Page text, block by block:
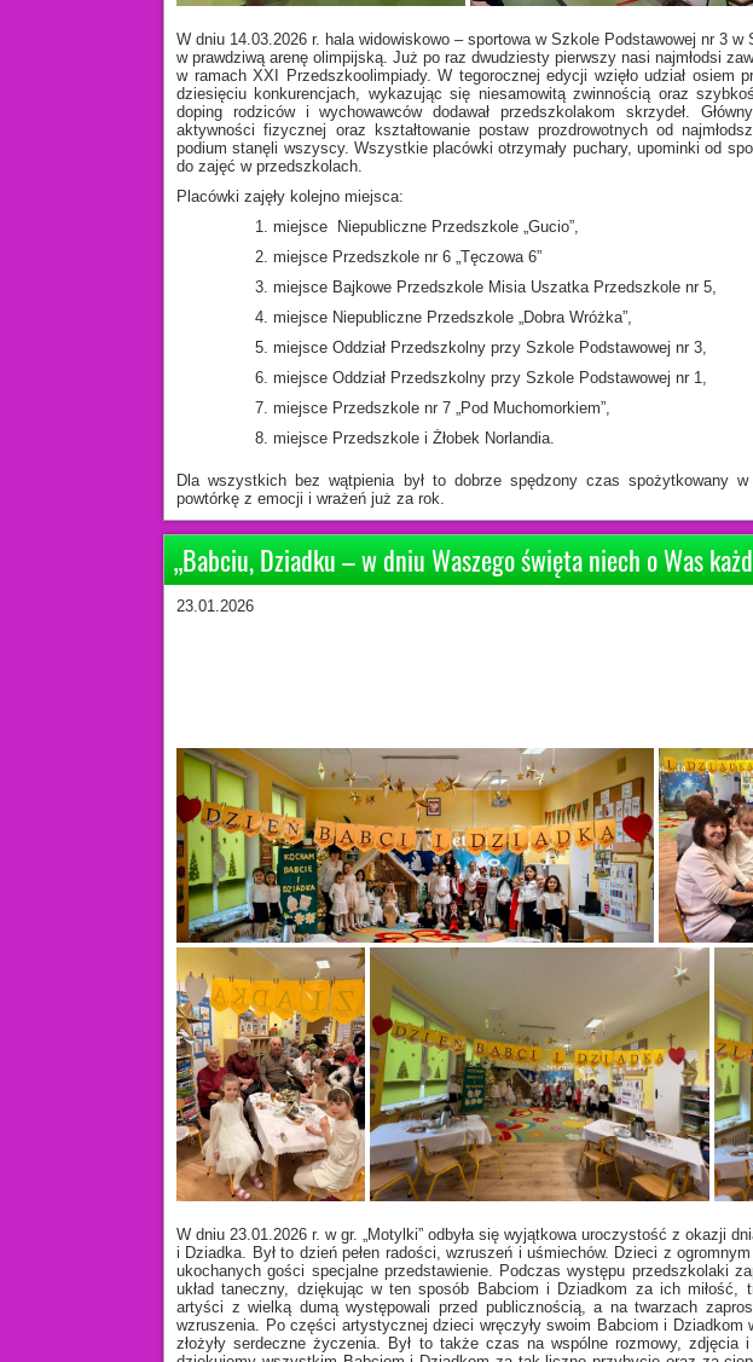
W dniu 14.03.2026 r. hala widowiskowo – sportowa w Szkole Podstawowej nr 3 w
w prawdziwą arenę olimpijską. Już po raz dwudziesty pierwszy nasi najmłodsi
w ramach XXI Przedszkoolimpiady. W tegorocznej edycji wzięło udział osiem
dziesięciu konkurencjach, wykazując się niesamowitą zwinnością oraz
doping rodziców i wychowawców dodawał przedszkolakom skrzydeł.
aktywności fizycznej oraz kształtowanie postaw prozdrowotnych od
podium stanęli wszyscy. Wszystkie placówki otrzymały puchary, upominki od
do zajęć w przedszkolach.
Placówki zajęły kolejno miejsca:
miejsce Niepubliczne Przedszkole „Gucio”,
miejsce Przedszkole nr 6 „Tęczowa 6”
miejsce Bajkowe Przedszkole Misia Uszatka Przedszkole nr 5,
miejsce Niepubliczne Przedszkole „Dobra Wróżka”,
miejsce Oddział Przedszkolny przy Szkole Podstawowej nr 3,
miejsce Oddział Przedszkolny przy Szkole Podstawowej nr 1,
miejsce Przedszkole nr 7 „Pod Muchomorkiem”,
miejsce Przedszkole i Żłobek Norlandia.
Dla wszystkich bez wątpienia był to dobrze spędzony czas spożytkowany
powtórkę z emocji i wrażeń już za rok.
„Babciu, Dziadku – w dniu Waszego święta niech o Was
23.01.2026
W dniu 23.01.2026 r. w gr. „Motylki” odbyła się wyjątkowa uroczystość z okazji
i Dziadka. Był to dzień pełen radości, wzruszeń i uśmiechów. Dzieci z
ukochanych gości specjalne przedstawienie. Podczas występu przedszkolaki
układ taneczny, dziękując w ten sposób Babciom i Dziadkom za ich miłość,
artyści z wielką dumą występowali przed publicznością, a na twarzach
wzruszenia. Po części artystycznej dzieci wręczyły swoim Babciom i Dziadkom
złożyły serdeczne życzenia. Był to także czas na wspólne rozmowy, zdjęcia